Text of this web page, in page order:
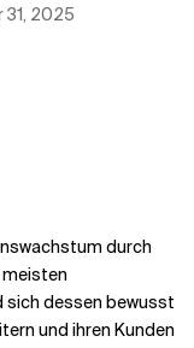
31, 2025
durch
sich dessen bewusst
und ihren Kunden